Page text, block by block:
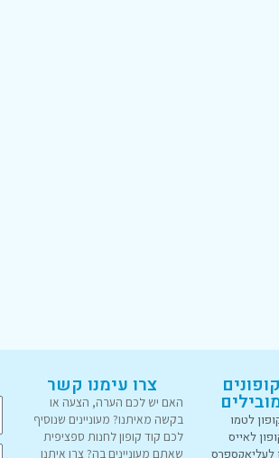
לטמו
לאייס
לעליאקספרס
צרו עימנו קשר
האם יש לכם הערה, הצעה או
בקשה מאיתנו? מעוניינים שנוסיף
לכם קוד קופון לחנות ספציפית
שאתם מעוניינים בה? צרו איתנו